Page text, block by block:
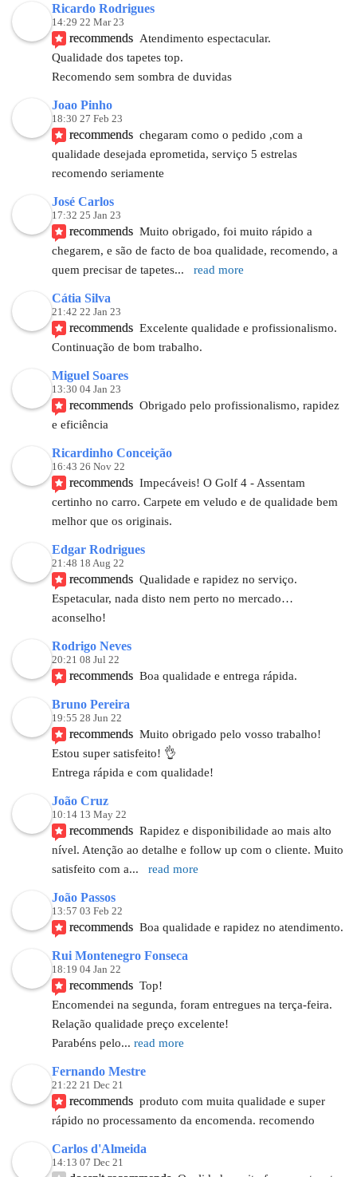
Ricardo Rodrigues
14:29 22 Mar 23
recommends Atendimento espectacular.
Qualidade dos tapetes top.
Recomendo sem sombra de duvidas
Joao Pinho
18:30 27 Feb 23
recommends chegaram como o pedido ,com a
qualidade desejada eprometida, serviço 5 estrelas
recomendo seriamente
José Carlos
17:32 25 Jan 23
recommends Muito obrigado, foi muito rápido a
chegarem, e são de facto de boa qualidade, recomendo, a
quem precisar de tapetes... read more
Cátia Silva
21:42 22 Jan 23
recommends Excelente qualidade e profissionalismo.
Continuação de bom trabalho.
Miguel Soares
13:30 04 Jan 23
recommends Obrigado pelo profissionalismo, rapidez
e eficiência
Ricardinho Conceição
16:43 26 Nov 22
recommends Impecáveis! O Golf 4 - Assentam
certinho no carro. Carpete em veludo e de qualidade bem
melhor que os originais.
Edgar Rodrigues
21:48 18 Aug 22
recommends Qualidade e rapidez no serviço.
Espetacular, nada disto nem perto no mercado…
aconselho!
Rodrigo Neves
20:21 08 Jul 22
recommends Boa qualidade e entrega rápida.
Bruno Pereira
19:55 28 Jun 22
recommends Muito obrigado pelo vosso trabalho!
Estou super satisfeito! 👌
Entrega rápida e com qualidade!
João Cruz
10:14 13 May 22
recommends Rapidez e disponibilidade ao mais alto
nível. Atenção ao detalhe e follow up com o cliente. Muito
satisfeito com a... read more
João Passos
13:57 03 Feb 22
recommends Boa qualidade e rapidez no atendimento.
Rui Montenegro Fonseca
18:19 04 Jan 22
recommends Top!
Encomendei na segunda, foram entregues na terça-feira.
Relação qualidade preço excelente!
Parabéns pelo... read more
Fernando Mestre
21:22 21 Dec 21
recommends produto com muita qualidade e super
rápido no processamento da encomenda. recomendo
Carlos d'Almeida
14:13 07 Dec 21